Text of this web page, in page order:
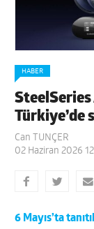
HABER
Türkiye’de
Can TUNÇER
02 Haziran 2026
6 Mayıs’ta